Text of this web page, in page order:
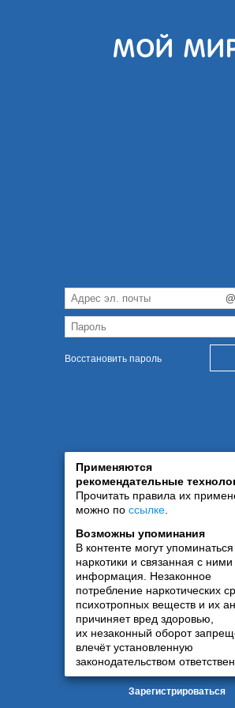
Восстановить пароль
Применяются
рекомендательные
Прочитать правила их
можно по ссылке
Возможны упоминания
В контенте могут упоминаться
наркотики и связанная с ними
информация. Незаконное
потребление наркотических
психотропных веществ и их
причиняет вред здоровью,
их незаконный оборот
влечёт установленную
законодательством
Зарегистрироваться